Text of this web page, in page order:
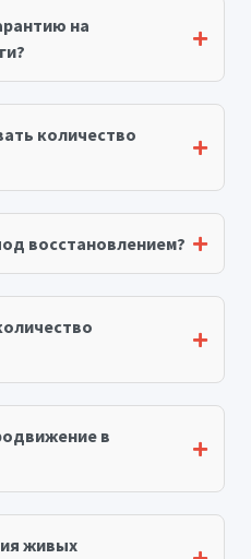
на
количество
восстановлением?
в
живых